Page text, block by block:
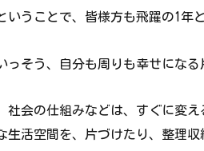
いうことで、皆様方も飛躍の1年
っそう、自分も周りも幸せになる
社会の仕組みなどは、すぐに変え
生活空間を、片づけたり、整理